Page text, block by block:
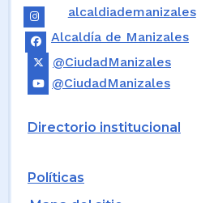
alcaldiademanizales
Alcaldía de Manizales
@CiudadManizales
@CiudadManizales
Directorio institucional
Políticas